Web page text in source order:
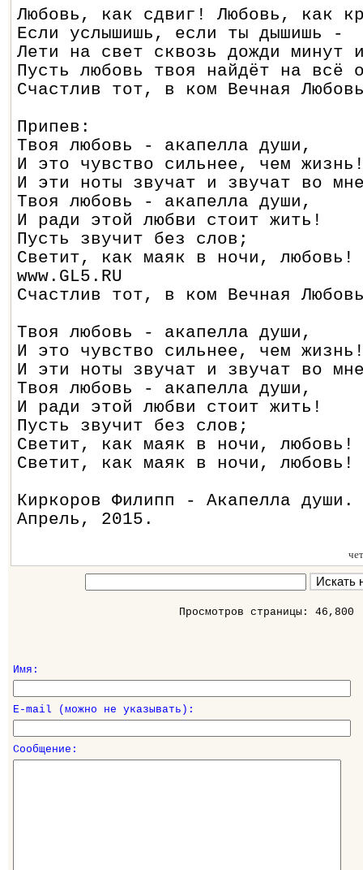
Любовь, как сдвиг! Любовь, как
Если услышишь, если ты дышишь -
Лети на свет сквозь дожди минут
Пусть любовь твоя найдёт на всё
Счастлив тот, в ком Вечная
Припев:
Твоя любовь - акапелла души,
И это чувство сильнее, чем
И эти ноты звучат и звучат во
Твоя любовь - акапелла души,
И ради этой любви стоит жить!
Пусть звучит без слов;
Светит, как маяк в ночи, любовь!
www.GL5.RU
Счастлив тот, в ком Вечная
Твоя любовь - акапелла души,
И это чувство сильнее, чем
И эти ноты звучат и звучат во
Твоя любовь - акапелла души,
И ради этой любви стоит жить!
Пусть звучит без слов;
Светит, как маяк в ночи, любовь!
Светит, как маяк в ночи, любовь!
Киркоров Филипп - Акапелла души.
Апрель, 2015.
Просмотров страницы: 46,800
Имя:
E-mail (можно не указывать):
Сообщение: